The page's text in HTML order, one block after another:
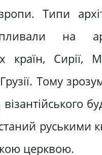
Типи
на
країн, Сирії,
Тому
руськими
церквою.